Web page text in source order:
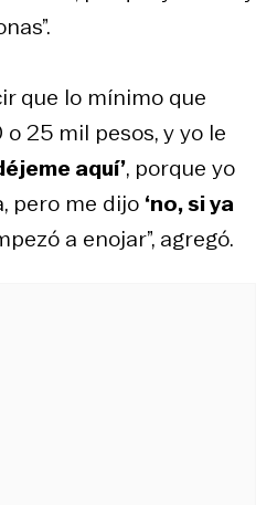
que lo mínimo que
25 mil pesos, y yo le
aquí’, porque yo
pero me dijo ‘no, si ya
a enojar”, agregó.